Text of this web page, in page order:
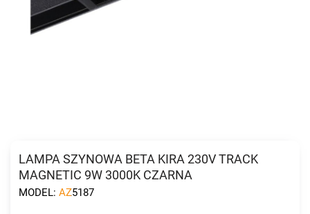
LAMPA SZYNOWA BETA KIRA 230V TRACK
MAGNETIC 9W 3000K CZARNA
MODEL: AZ5187